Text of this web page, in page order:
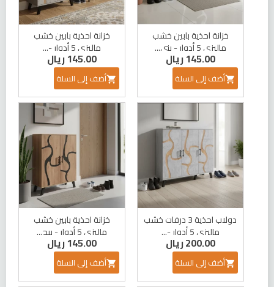
خزانة احذية بابين خشب
ماليزي 5 أدوار -...
145.00 ريال
أضف إلى السلة
خزانة احذية بابين خشب
ماليزي 5 أدوار - بني...
145.00 ريال
أضف إلى السلة
خزانة احذية بابين خشب
ماليزي 5 أدوار - بيج...
145.00 ريال
أضف إلى السلة
دولاب احذية 3 درفات خشب
ماليزي 5 أدوار -...
200.00 ريال
أضف إلى السلة